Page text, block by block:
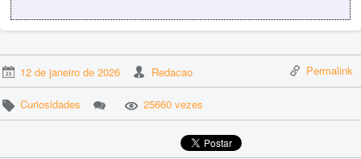
12 de janeiro de 2026 Redacao Permalink
Curiosidades 25660 vezes